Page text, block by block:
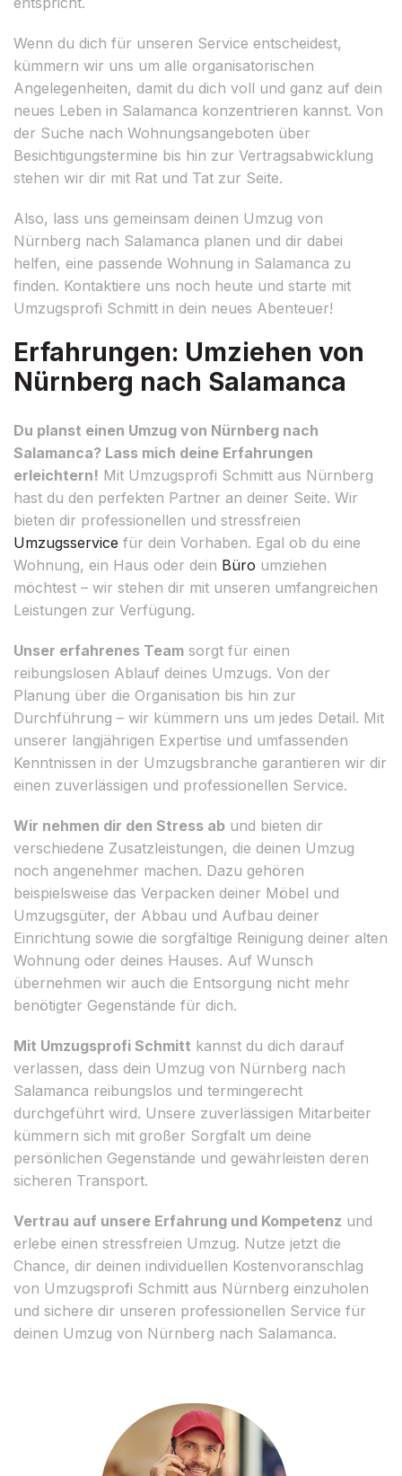
Wenn du dich für unseren Service entscheidest,
kümmern wir uns um alle organisatorischen
Angelegenheiten, damit du dich voll und ganz auf dein
neues Leben in Salamanca konzentrieren kannst. Von
der Suche nach Wohnungsangeboten über
Besichtigungstermine bis hin zur Vertragsabwicklung
stehen wir dir mit Rat und Tat zur Seite.
Also, lass uns gemeinsam deinen Umzug von
Nürnberg nach Salamanca planen und dir dabei
helfen, eine passende Wohnung in Salamanca zu
finden. Kontaktiere uns noch heute und starte mit
Umzugsprofi Schmitt in dein neues Abenteuer!
Erfahrungen: Umziehen von
Nürnberg nach Salamanca
Du planst einen Umzug von Nürnberg nach
Salamanca? Lass mich deine Erfahrungen
erleichtern! Mit Umzugsprofi Schmitt aus Nürnberg
hast du den perfekten Partner an deiner Seite. Wir
bieten dir professionellen und stressfreien
Umzugsservice für dein Vorhaben. Egal ob du eine
Wohnung, ein Haus oder dein Büro umziehen
möchtest – wir stehen dir mit unseren umfangreichen
Leistungen zur Verfügung.
Unser erfahrenes Team sorgt für einen
reibungslosen Ablauf deines Umzugs. Von der
Planung über die Organisation bis hin zur
Durchführung – wir kümmern uns um jedes Detail. Mit
unserer langjährigen Expertise und umfassenden
Kenntnissen in der Umzugsbranche garantieren wir dir
einen zuverlässigen und professionellen Service.
Wir nehmen dir den Stress ab und bieten dir
verschiedene Zusatzleistungen, die deinen Umzug
noch angenehmer machen. Dazu gehören
beispielsweise das Verpacken deiner Möbel und
Umzugsgüter, der Abbau und Aufbau deiner
Einrichtung sowie die sorgfältige Reinigung deiner alten
Wohnung oder deines Hauses. Auf Wunsch
übernehmen wir auch die Entsorgung nicht mehr
benötigter Gegenstände für dich.
Mit Umzugsprofi Schmitt kannst du dich darauf
verlassen, dass dein Umzug von Nürnberg nach
Salamanca reibungslos und termingerecht
durchgeführt wird. Unsere zuverlässigen Mitarbeiter
kümmern sich mit großer Sorgfalt um deine
persönlichen Gegenstände und gewährleisten deren
sicheren Transport.
Vertrau auf unsere Erfahrung und Kompetenz und
erlebe einen stressfreien Umzug. Nutze jetzt die
Chance, dir deinen individuellen Kostenvoranschlag
von Umzugsprofi Schmitt aus Nürnberg einzuholen
und sichere dir unseren professionellen Service für
deinen Umzug von Nürnberg nach Salamanca.